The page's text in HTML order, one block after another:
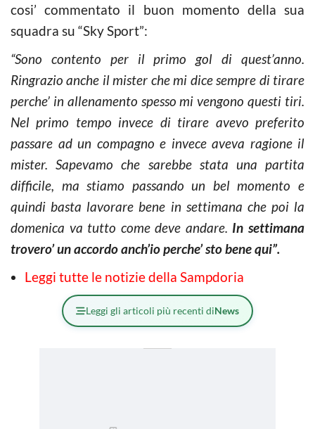
cosi’ commentato il buon momento della sua
squadra su “Sky Sport”:
“Sono contento per il primo gol di quest’anno.
Ringrazio anche il mister che mi dice sempre di tirare
perche’ in allenamento spesso mi vengono questi tiri.
Nel primo tempo invece di tirare avevo preferito
passare ad un compagno e invece aveva ragione il
mister. Sapevamo che sarebbe stata una partita
difficile, ma stiamo passando un bel momento e
quindi basta lavorare bene in settimana che poi la
domenica va tutto come deve andare. In settimana
trovero’ un accordo anch’io perche’ sto bene qui”.
Leggi tutte le notizie della Sampdoria
Leggi gli articoli più recenti diNews